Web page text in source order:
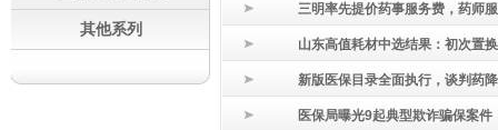
其他系列
三明率先提价药事服务费，药师
山东高值耗材中选结果：初次置
新版医保目录全面执行，谈判药
医保局曝光9起典型欺诈骗保案